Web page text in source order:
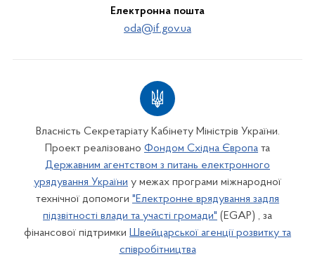
Електронна пошта
oda@if.gov.ua
Власність Секретаріату Кабінету Міністрів України.
Проект реалізовано Фондом Східна Європа та
Державним агентством з питань електронного
урядування України у межах програми міжнародної
технічної допомоги "Електронне врядування задля
підзвітності влади та участі громади" (EGAP) , за
фінансової підтримки Швейцарської агенції розвитку та
співробітництва